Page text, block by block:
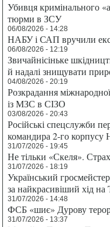
Убивця кримінального
тюрми в ЗСУ
06/08/2026 - 14:28
НАБУ і САП вручили
06/08/2026 - 12:19
Звичайнісіньке
й надалі знищувати
04/08/2026 - 20:19
Розкрадання
із МЗС в СІЗО
03/08/2026 - 20:43
Російські спецслужби
командира 2-го корпусу
31/07/2026 - 19:45
Не тільки «Скеля».
31/07/2026 - 18:19
Український
за найкрасивіший хід на
31/07/2026 - 14:48
ФСБ «шиє» Дурову
31/07/2026 - 13:37